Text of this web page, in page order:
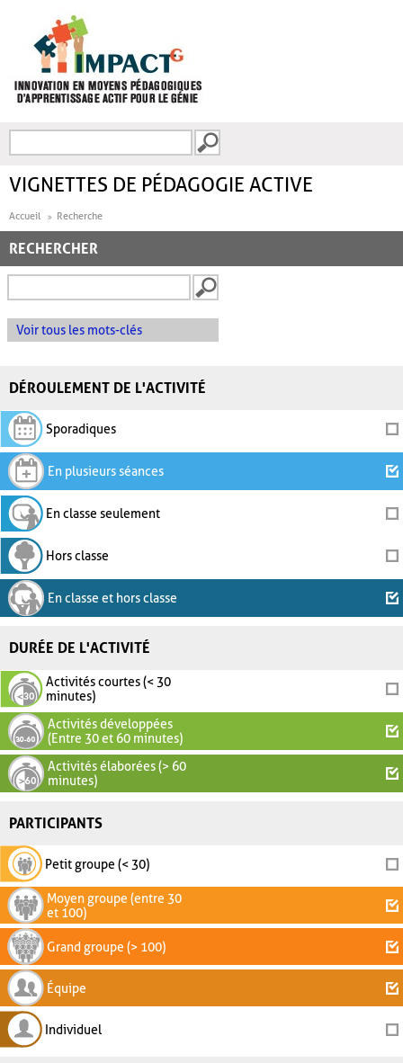
FORMULAIRE DE
VIGNETTES DE PÉDAGOGIE ACTIVE
Accueil Recherche
RECHERCHER
Voir tous les mots-clés
DÉROULEMENT DE L'ACTIVITÉ
Sporadiques
En plusieurs séances
En classe seulement
Hors classe
En classe et hors classe
DURÉE DE L'ACTIVITÉ
Activités courtes (< 30
minutes)
Activités développées
(Entre 30 et 60 minutes)
Activités élaborées (> 60
minutes)
PARTICIPANTS
Petit groupe (< 30)
Moyen groupe (entre 30
et 100)
Grand groupe (> 100)
Équipe
Individuel